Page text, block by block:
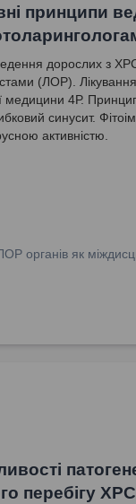
принципи
дорослих з
(ЛОР).
медицини 4Р. Принцип
синусит.
активністю.
органів як
перебігу ХРС